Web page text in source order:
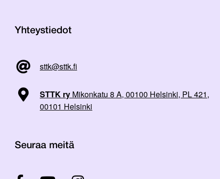
Yhteystiedot
sttk@sttk.fi
STTK ry Mikonkatu 8 A, 00100 Helsinki, PL 421,
00101 Helsinki
Seuraa meitä